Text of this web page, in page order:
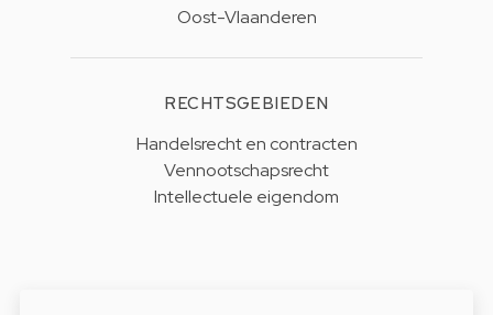
Oost-Vlaanderen
RECHTSGEBIEDEN
Handelsrecht en contracten
Vennootschapsrecht
Intellectuele eigendom